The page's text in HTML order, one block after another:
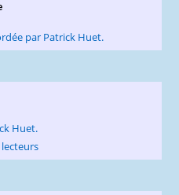
Huet.
lecteurs